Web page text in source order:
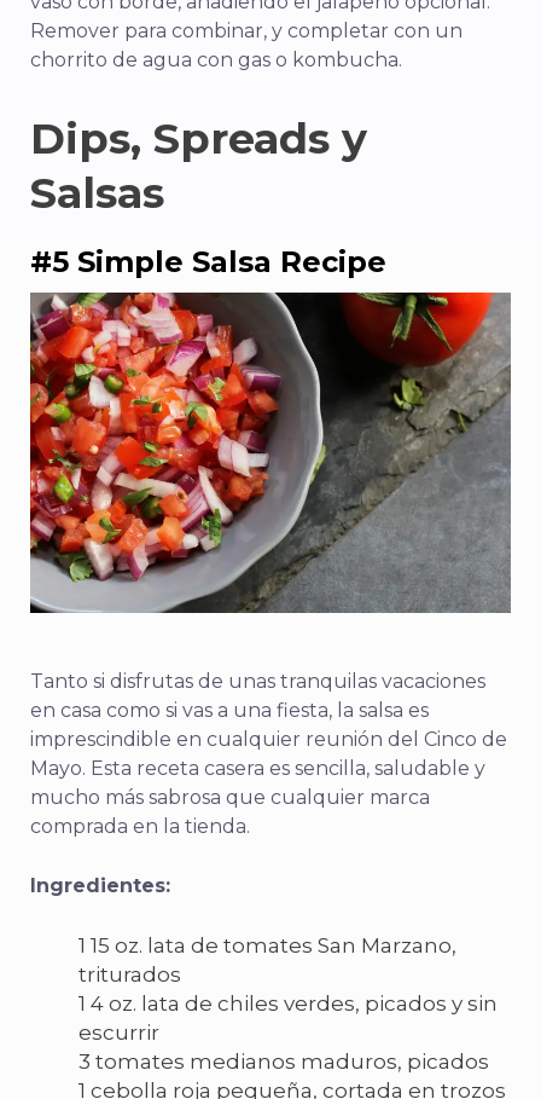
Remover para combinar, y completar con un
chorrito de agua con gas o kombucha.
Dips, Spreads y
Salsas
#5 Simple Salsa Recipe
Tanto si disfrutas de unas tranquilas vacaciones
en casa como si vas a una fiesta, la salsa es
imprescindible en cualquier reunión del Cinco de
Mayo. Esta receta casera es sencilla, saludable y
mucho más sabrosa que cualquier marca
comprada en la tienda.
Ingredientes:
1 15 oz. lata de tomates San Marzano,
triturados
1 4 oz. lata de chiles verdes, picados y sin
escurrir
3 tomates medianos maduros, picados
1 cebolla roja pequeña, cortada en trozos